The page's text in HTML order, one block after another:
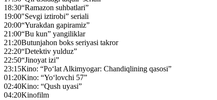
18:30“Ramazon suhbatlari”
19:00"Sevgi iztirobi” seriali
20:00“Yurakdan gapiramiz”
21:00“Bu kun” yangiliklar
21:20Butunjahon boks seriyasi takror
22:20“Detektiv yulduz”
22:50“Jinoyat izi”
23:15Кino: “Po‘lat Alkimyogar: Chandiqlining qasosi”
01:20Kino: “Yo‘lovchi 57”
02:40Kino: “Qush uyasi”
04:20Kinofilm